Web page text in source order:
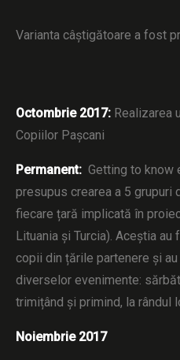
Varianta câștigătoare a fost
Octombrie 2017: Realizarea
Copiilor Pașcani
Permanent: Getting to know
presupus crearea a 5 grupuri
fiecare țară implicată în
Lituania și Turcia). Aceștia
copii din țările partenere și
diverselor evenimente:
trimițând și primind, la rândul
Noiembrie 2017